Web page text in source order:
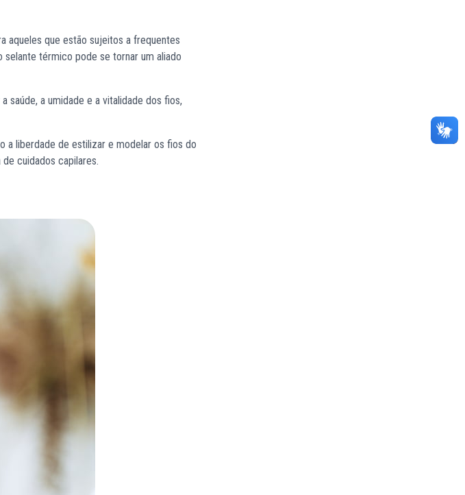
aqueles que estão sujeitos a frequentes
térmico pode se tornar um aliado
saúde, a umidade e a vitalidade dos fios,
a liberdade de estilizar e modelar os fios do
cuidados capilares.